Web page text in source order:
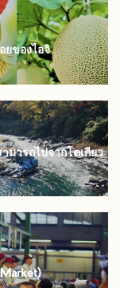
ยของไอจิ
มารถไปจากโตเกียว